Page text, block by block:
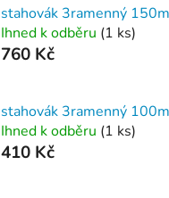
stahovák 3ramenný
Ihned k odběru (1 ks)
760 Kč
stahovák 3ramenný
Ihned k odběru (1 ks)
410 Kč